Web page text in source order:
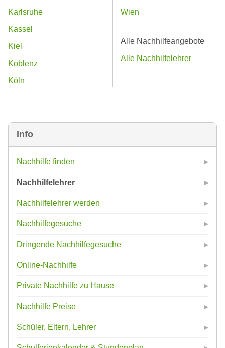
Info
Nachhilfe finden
Nachhilfelehrer
Nachhilfelehrer werden
Nachhilfegesuche
Dringende Nachhilfegesuche
Online-Nachhilfe
Private Nachhilfe zu Hause
Nachhilfe Preise
Schüler, Eltern, Lehrer
Karlsruhe
Kassel
Kiel
Koblenz
Köln
Wien
Alle Nachhilfeangebote
Alle Nachhilfelehrer